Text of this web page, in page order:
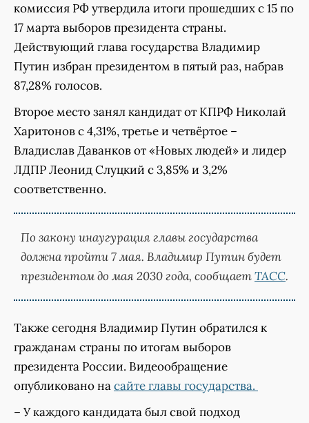
комиссия РФ утвердила итоги прошедших с 15 по
17 марта выборов президента страны.
Действующий глава государства Владимир
Путин избран президентом в пятый раз, набрав
87,28% голосов.
Второе место занял кандидат от КПРФ Николай
Харитонов с 4,31%, третье и четвёртое –
Владислав Даванков от «Новых людей» и лидер
ЛДПР Леонид Слуцкий с 3,85% и 3,2%
соответственно.
По закону инаугурация главы государства
должна пройти 7 мая. Владимир Путин будет
президентом до мая 2030 года, сообщаетТАСС.
Также сегодня Владимир Путин обратился к
гражданам страны по итогам выборов
президента России. Видеообращение
опубликовано насайте главы государства.
– У каждого кандидата был свой подход